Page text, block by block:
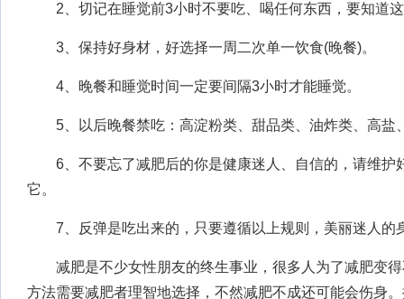
2、切记在睡觉前3小时不要吃、喝任何东西，要知道这
3、保持好身材，好选择一周二次单一饮食(晚餐)。
4、晚餐和睡觉时间一定要间隔3小时才能睡觉。
5、以后晚餐禁吃：高淀粉类、甜品类、油炸类、高盐
6、不要忘了减肥后的你是健康迷人、自信的，请维护
它。
7、反弹是吃出来的，只要遵循以上规则，美丽迷人的
减肥是不少女性朋友的终生事业，很多人为了减肥变得
方法需要减肥者理智地选择，不然减肥不成还可能会伤身